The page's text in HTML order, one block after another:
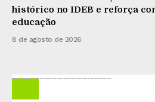
histórico no IDEB e reforça
educação
8 de agosto de 2026